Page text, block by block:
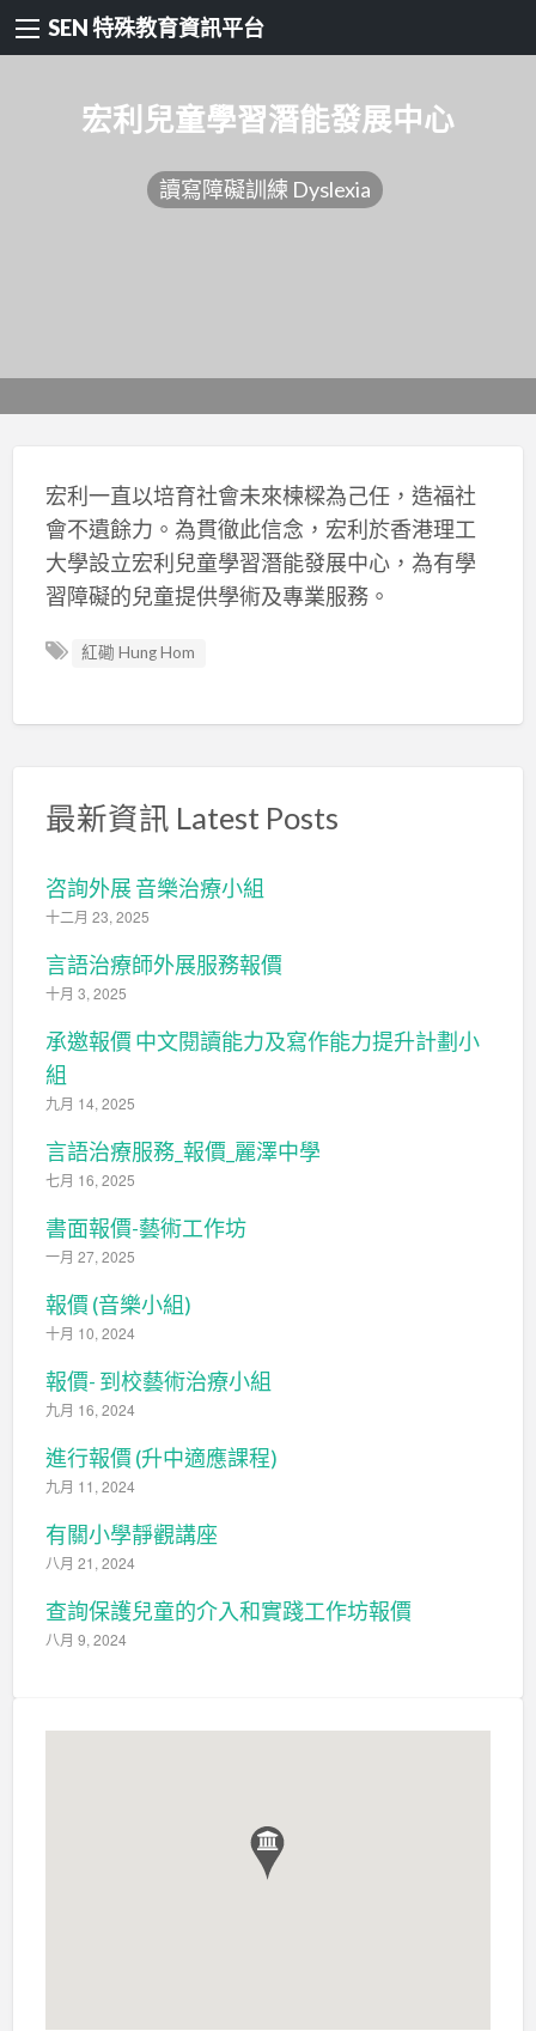
SEN 特殊教育資訊平台
宏利兒童學習潛能發展中心
讀寫障礙訓練 Dyslexia
宏利一直以培育社會未來楝樑為己任，造福社
會不遺餘力。為貫徹此信念，宏利於香港理工
大學設立宏利兒童學習潛能發展中心，為有學
習障礙的兒童提供學術及專業服務。
紅磡 Hung Hom
最新資訊 Latest Posts
咨詢外展 音樂治療小組
十二月 23, 2025
言語治療師外展服務報價
十月 3, 2025
承邀報價 中文閱讀能力及寫作能力提升計劃小
組
九月 14, 2025
言語治療服務_報價_麗澤中學
七月 16, 2025
書面報價-藝術工作坊
一月 27, 2025
報價 (音樂小組)
十月 10, 2024
報價- 到校藝術治療小組
九月 16, 2024
進行報價 (升中適應課程)
九月 11, 2024
有關小學靜觀講座
八月 21, 2024
查詢保護兒童的介入和實踐工作坊報價
八月 9, 2024